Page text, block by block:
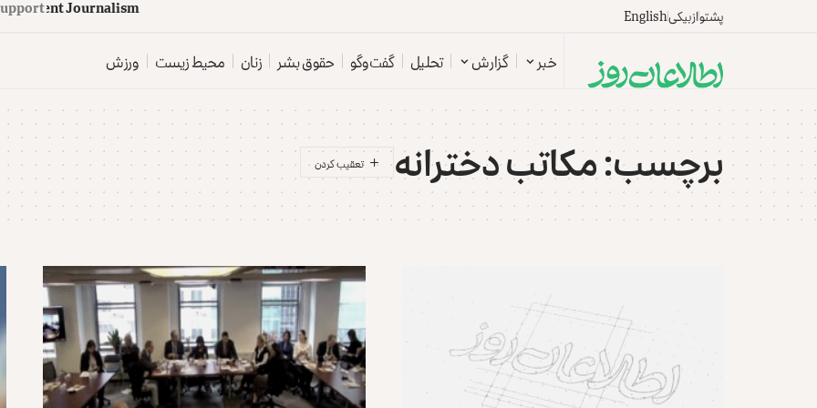
پشتوازبیکیEnglish
r
u
o
J
t
n
e
d
n
e
p
e Support
خبر گزارش تحلیل گفت‌وگو حقوق بشر زنان محیط زیست ورزش
برچسب:مکاتب دخترانه